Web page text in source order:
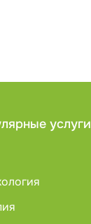
услуги